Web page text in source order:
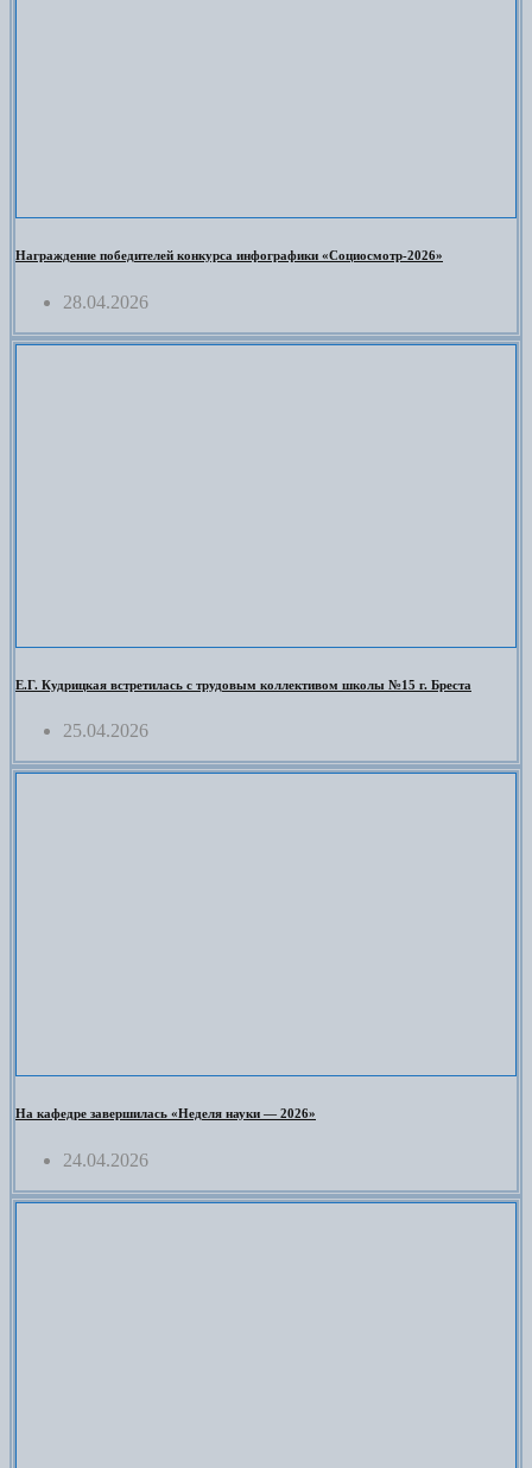
Награждение победителей конкурса инфографики «Социосмотр-2026»
28.04.2026
Е.Г. Кудрицкая встретилась с трудовым коллективом школы №15 г. Бреста
25.04.2026
На кафедре завершилась «Неделя науки — 2026»
24.04.2026